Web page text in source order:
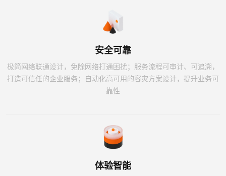
安全可靠
极简网络联通设计，免除网络打通困扰；服务流程可审计、可追溯，
打造可信任的企业服务；自动化高可用的容灾方案设计，提升业务可
靠性
体验智能